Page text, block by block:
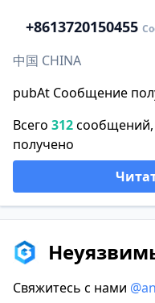
+8613720150455
中国 CHINA
pubAt Сообщение
Всего 312сообщений,
получено
Свяжитесь с нами